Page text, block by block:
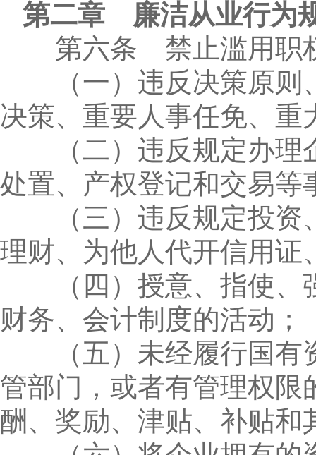
第二章 廉洁从业行为
第六条 禁止滥用职权
（一）违反决策原则
决策、重要人事任免、
（二）违反规定办理
处置、产权登记和交易等
（三）违反规定投资
理财、为他人代开信用证
（四）授意、指使、
财务、会计制度的活动；
（五）未经履行国有
管部门，或者有管理权限
酬、奖励、津贴、补贴和